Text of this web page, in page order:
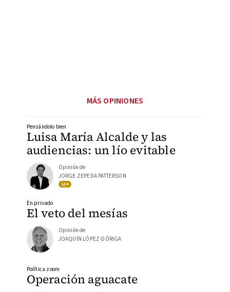
MÁS OPINIONES
Luisa María Alcalde y las
audiencias: un lío evitable
Pensándolo bien
Opinión de
JORGE ZEPEDA PATTERSON
El veto del mesías
En privado
Opinión de
JOAQUÍN LÓPEZ-DÓRIGA
Operación aguacate
Política zoom